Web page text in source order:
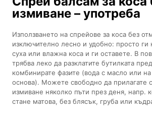
измиване – употреба
Използването на спрейове за коса без
изключително лесно и удобно: просто ги
суха или влажна коса и ги оставете. В
трябва леко да разклатите бутилката
комбинирате фазите (вода с масло или
основа). Можете свободно да прилагате
измиване няколко пъти през деня, напр.
стане матова, без блясък, груба или